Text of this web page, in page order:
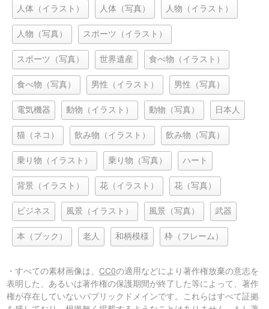
人体（イラスト） 人体（写真） 人物（イラスト）
人物（写真） スポーツ（イラスト）
スポーツ（写真） 世界遺産 食べ物（イラスト）
食べ物（写真） 男性（イラスト） 男性（写真）
電気機器 動物（イラスト） 動物（写真） 日本人
猫（ネコ） 飲み物（イラスト） 飲み物（写真）
乗り物（イラスト） 乗り物（写真） ハート
背景（イラスト） 花（イラスト） 花（写真）
ビジネス 風景（イラスト） 風景（写真） 武器
本（ブック） 老人 和柄模様 枠（フレーム）
・すべての素材画像は、CC0の適用などにより著作権放棄の意志を
表明した、あるいは著作権の保護期間が終了した等によって、著作
権が存在していないパブリックドメインです。これらはすべて証拠